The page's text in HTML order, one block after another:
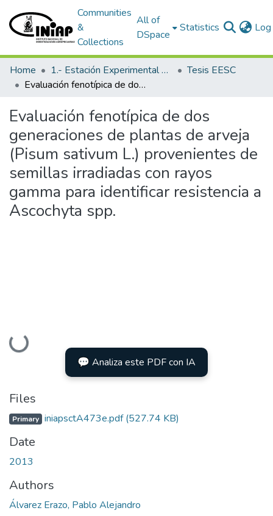
Communities
&
Collections
All of
DSpace
Statistics
Home 1.- Estación Experimental Santa Catalina
Tesis EESC
Evaluación fenotípica de dos generaciones de plantas de arveja (Pisum sativum L.) provenientes de semillas irradiadas con rayos gamma para identificar resistencia a Ascochyta spp.
Evaluación fenotípica de dos
generaciones de plantas de arveja
(Pisum sativum L.) provenientes de
semillas irradiadas con rayos
gamma para identificar resistencia a
Ascochyta spp.
Loading...
💬 Analiza este PDF con IA
Files
Primary iniapsctA473e.pdf(527.74 KB)
Date
2013
Authors
Álvarez Erazo, Pablo Alejandro